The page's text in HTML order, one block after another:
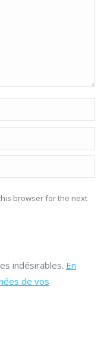
browser for the next
indésirables. En
de vos